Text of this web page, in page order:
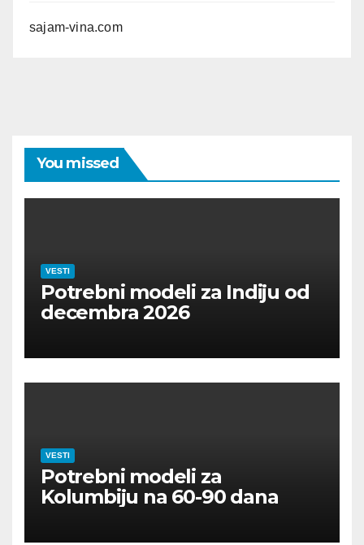
sajam-vina.com
You missed
VESTI
Potrebni modeli za Indiju od
decembra 2026
VESTI
Potrebni modeli za
Kolumbiju na 60-90 dana